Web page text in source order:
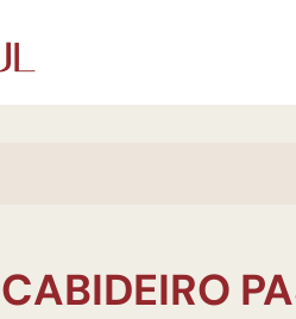
CABIDEIRO